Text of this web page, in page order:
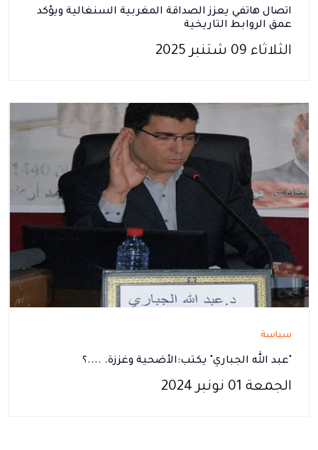
اتصال هاتفي يعزز الصداقة المغربية السنغالية ويؤكد
عمق الروابط التاريخية
الثلاثاء 09 شتنبر 2025
سياسة
"عبد الله الجباري" يكتب:الأضحية وغززة. ....؟
الجمعة 01 نونبر 2024